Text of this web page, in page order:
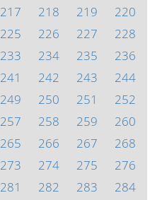
217 218 219
220
225 226 227
228
233 234 235
236
241 242 243
244
249 250 251
252
257 258 259
260
265 266 267
268
273 274 275
276
281 282 283
284